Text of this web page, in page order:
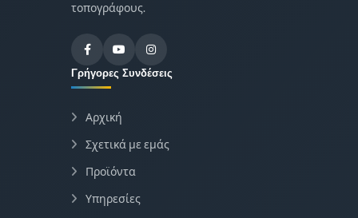
τοπογράφους.
Γρήγορες Συνδέσεις
Αρχική
Σχετικά με εμάς
Προϊόντα
Υπηρεσίες